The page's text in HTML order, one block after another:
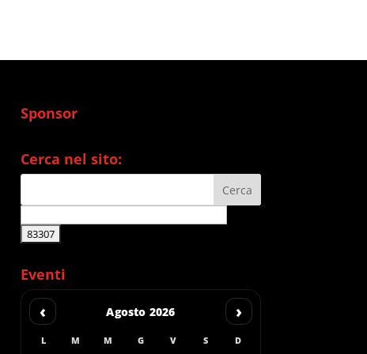
Sponsor
Cerca nel sito:
Eventi
‹ Agosto 2026 ›
L M M G V S D